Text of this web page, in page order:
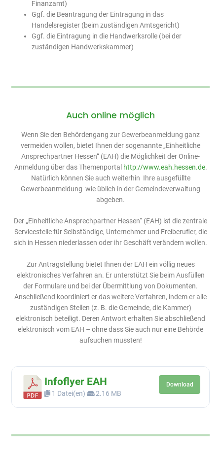
Finanzamt)
Ggf. die Beantragung der Eintragung in das
Handelsregister (beim zuständigen Amtsgericht)
Ggf. die Eintragung in die Handwerksrolle (bei der
zuständigen Handwerkskammer)
Auch online möglich
Wenn Sie den Behördengang zur Gewerbeanmeldung ganz
vermeiden wollen, bietet Ihnen der sogenannte „Einheitliche
Ansprechpartner Hessen“ (EAH) die Möglichkeit der Online-
Anmeldung über das Themenportal http://www.eah.hessen.de.
Natürlich können Sie auch weiterhin Ihre ausgefüllte
Gewerbeanmeldung wie üblich in der Gemeindeverwaltung
abgeben.
Der „Einheitliche Ansprechpartner Hessen“ (EAH) ist die zentrale
Servicestelle für Selbständige, Unternehmer und Freiberufler, die
sich in Hessen niederlassen oder ihr Geschäft verändern wollen.
Zur Antragstellung bietet Ihnen der EAH ein völlig neues
elektronisches Verfahren an. Er unterstützt Sie beim Ausfüllen
der Formulare und bei der Übermittlung von Dokumenten.
Anschließend koordiniert er das weitere Verfahren, indem er alle
zuständigen Stellen (z. B. die Gemeinde, die Kammer)
elektronisch beteiligt. Deren Antwort erhalten Sie abschließend
elektronisch vom EAH – ohne dass Sie auch nur eine Behörde
aufsuchen mussten!
Infoflyer EAH
1 Datei(en) 2.16 MB
Download